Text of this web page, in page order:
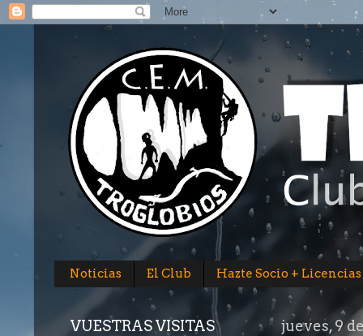
Noticias El Club Hazte Socio +
jueves, 9
VUESTRAS VISITAS